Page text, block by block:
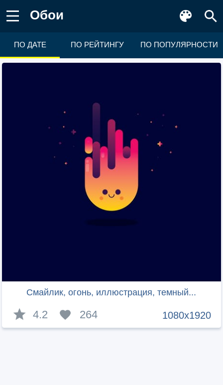
Обои
ПО ДАТЕ ПО РЕЙТИНГУ ПО ПОПУЛЯРНОСТИ
Смайлик, огонь, иллюстрация, темный...
1080x1920
4.2 264